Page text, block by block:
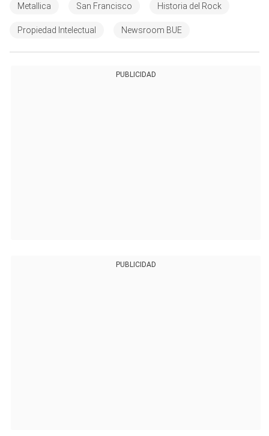
Metallica San Francisco Historia del Rock
Propiedad Intelectual Newsroom BUE
PUBLICIDAD
PUBLICIDAD